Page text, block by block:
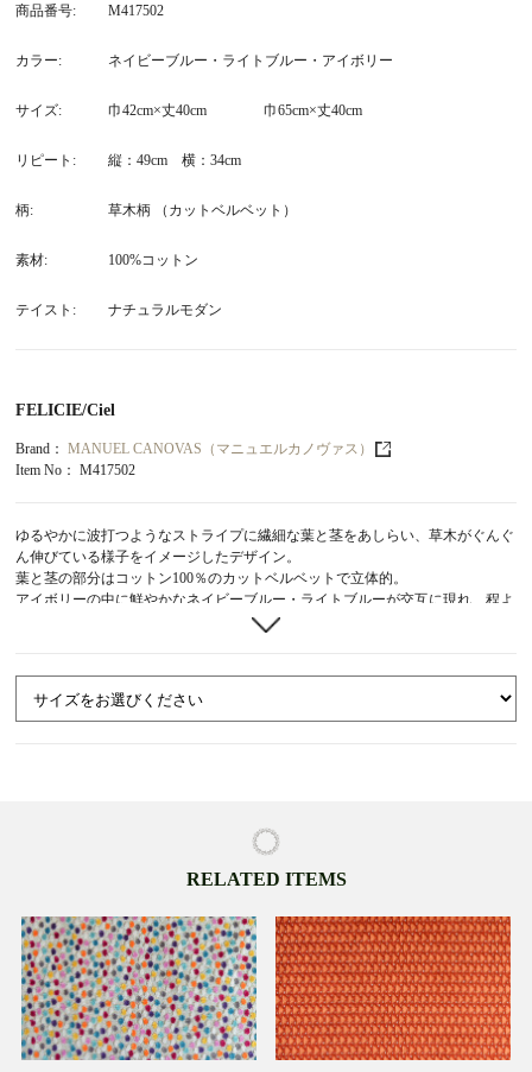
商品番号 M417502
カラー ネイビーブルー・ライトブルー・アイボリー
サイズ 巾42cm×丈40cm 巾65cm×丈40cm
リピート 縦：49cm 横：34cm
柄 草木柄 （カットベルベット）
素材 100%コットン
テイスト ナチュラルモダン
FELICIE/Ciel
Brand：MANUEL CANOVAS（マニュエルカノヴァス）
Item No：M417502
ゆるやかに波打つようなストライプに繊細な葉と茎をあしらい、草木がぐんぐ
ん伸びている様子をイメージしたデザイン。
葉と茎の部分はコットン100％のカットベルベットで立体的。
アイボリーの中に鮮やかなネイビーブルー・ライトブルーが交互に現れ、程よ
RELATED ITEMS